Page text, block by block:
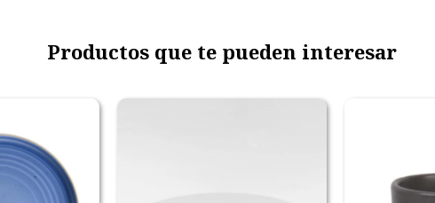
Productos que te pueden interesar